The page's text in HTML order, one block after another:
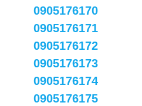
0905176170
0905176171
0905176172
0905176173
0905176174
0905176175